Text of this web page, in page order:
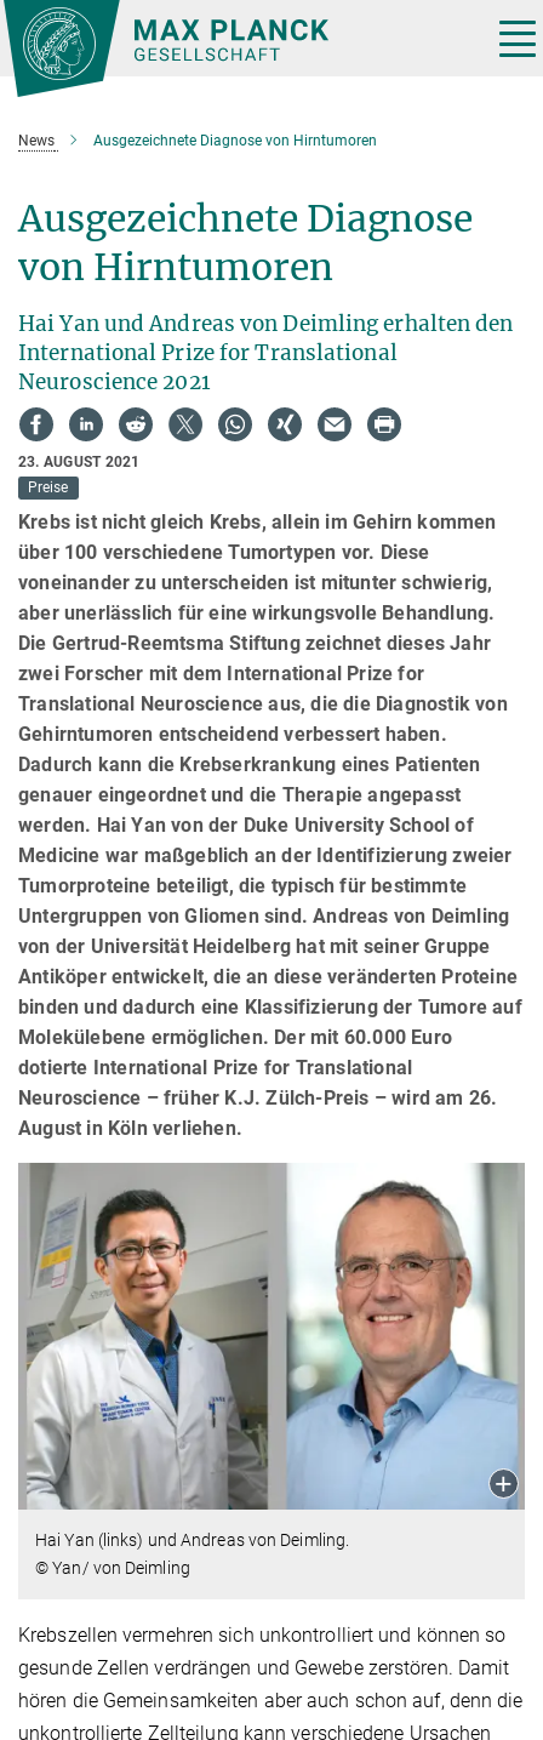
Hauptinhalt
News Ausgezeichnete Diagnose von Hirntumoren
Ausgezeichnete Diagnose
von Hirntumoren
Hai Yan und Andreas von Deimling erhalten den
International Prize for Translational
Neuroscience 2021
23. AUGUST 2021
Preise
Krebs ist nicht gleich Krebs, allein im Gehirn kommen
über 100 verschiedene Tumortypen vor. Diese
voneinander zu unterscheiden ist mitunter schwierig,
aber unerlässlich für eine wirkungsvolle Behandlung.
Die Gertrud-Reemtsma Stiftung zeichnet dieses Jahr
zwei Forscher mit dem International Prize for
Translational Neuroscience aus, die die Diagnostik von
Gehirntumoren entscheidend verbessert haben.
Dadurch kann die Krebserkrankung eines Patienten
genauer eingeordnet und die Therapie angepasst
werden. Hai Yan von der Duke University School of
Medicine war maßgeblich an der Identifizierung zweier
Tumorproteine beteiligt, die typisch für bestimmte
Untergruppen von Gliomen sind. Andreas von Deimling
von der Universität Heidelberg hat mit seiner Gruppe
Antiköper entwickelt, die an diese veränderten Proteine
binden und dadurch eine Klassifizierung der Tumore auf
Molekülebene ermöglichen. Der mit 60.000 Euro
dotierte International Prize for Translational
Neuroscience – früher K.J. Zülch-Preis – wird am 26.
August in Köln verliehen.
Hai Yan (links) und Andreas von Deimling.
© Yan/ von Deimling
Krebszellen vermehren sich unkontrolliert und können so
gesunde Zellen verdrängen und Gewebe zerstören. Damit
hören die Gemeinsamkeiten aber auch schon auf, denn die
unkontrollierte Zellteilung kann verschiedene Ursachen